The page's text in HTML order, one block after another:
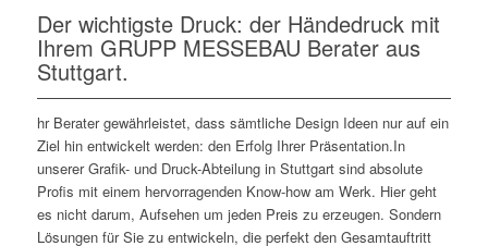
Der wichtigste Druck: der Händedruck mit
Ihrem GRUPP MESSEBAU Berater aus
Stuttgart.
hr Berater gewährleistet, dass sämtliche Design Ideen nur auf ein
Ziel hin entwickelt werden: den Erfolg Ihrer Präsentation.In
unserer Grafik- und Druck-Abteilung in Stuttgart sind absolute
Profis mit einem hervorragenden Know-how am Werk. Hier geht
es nicht darum, Aufsehen um jeden Preis zu erzeugen. Sondern
Lösungen für Sie zu entwickeln, die perfekt den Gesamtauftritt